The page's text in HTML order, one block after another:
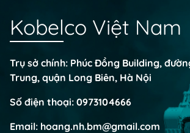
Kobelco Việt Nam
Trụ sở chính: Phúc Đồng Building,
Trung, quận Long Biên, Hà Nội
Số điện thoại: 0973104666
Email: hoang.nh.bm@gmail.com